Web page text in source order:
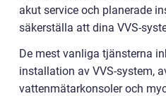
akut service och planerade
säkerställa att dina VVS-
De mest vanliga tjänsterna
installation av VVS-system,
vattenmätarkonsoler och